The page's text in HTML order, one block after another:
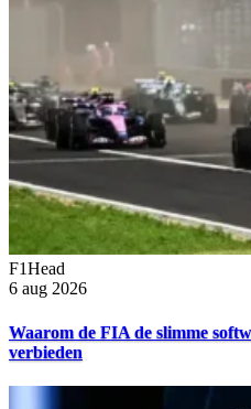
F1Head
6 aug 2026
Waarom de FIA de slimme
verbieden